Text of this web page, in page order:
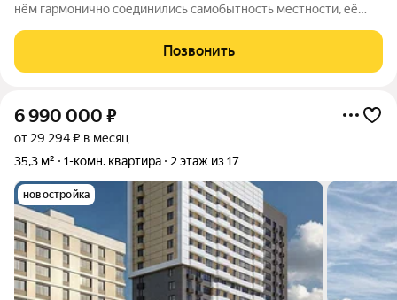
нём гармонично соединились самобытность местности, её
необходимое находится поблизости: общественный
транспорт, магазины, образовательные учреждения
Позвонить
6 990 000 ₽
от 29 294 ₽ в месяц
35,3 м²
1-комн. квартира 2 этаж из 17
новостройка